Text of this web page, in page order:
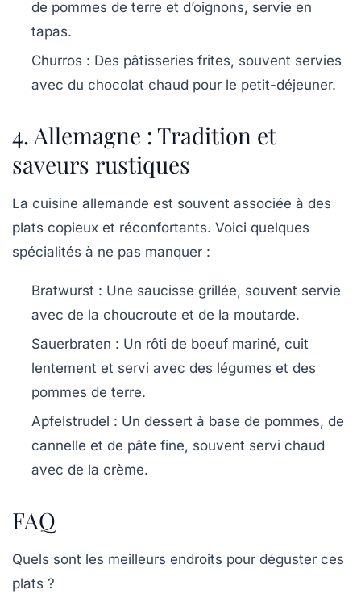
de pommes de terre et d’oignons, servie en
tapas.
Churros : Des pâtisseries frites, souvent servies
avec du chocolat chaud pour le petit-déjeuner.
4. Allemagne : Tradition et
saveurs rustiques
La cuisine allemande est souvent associée à des
plats copieux et réconfortants. Voici quelques
spécialités à ne pas manquer :
Bratwurst : Une saucisse grillée, souvent servie
avec de la choucroute et de la moutarde.
Sauerbraten : Un rôti de boeuf mariné, cuit
lentement et servi avec des légumes et des
pommes de terre.
Apfelstrudel : Un dessert à base de pommes, de
cannelle et de pâte fine, souvent servi chaud
avec de la crème.
FAQ
Quels sont les meilleurs endroits pour déguster ces
plats ?